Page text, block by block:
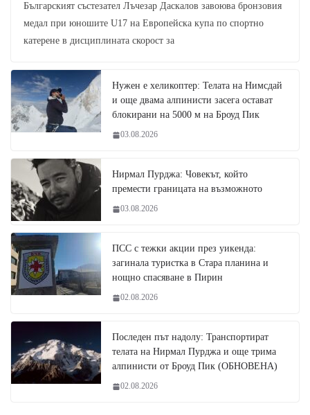
Българският състезател Лъчезар Даскалов завоюва бронзовия
медал при юношите U17 на Европейска купа по спортно
катерене в дисциплината скорост за
Нужен е хеликоптер: Телата на Нимсдай
и още двама алпинисти засега остават
блокирани на 5000 м на Броуд Пик
03.08.2026
Нирмал Пурджа: Човекът, който
премести границата на възможното
03.08.2026
ПСС с тежки акции през уикенда:
загинала туристка в Стара планина и
нощно спасяване в Пирин
02.08.2026
Последен път надолу: Транспортират
телата на Нирмал Пурджа и още трима
алпинисти от Броуд Пик (ОБНОВЕНА)
02.08.2026